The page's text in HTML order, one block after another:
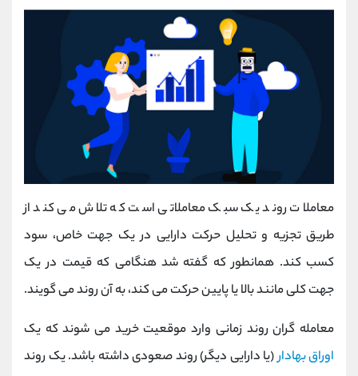
معاملات روند یک سبک معاملاتی است که تلاش می کند از
طریق تجزیه و تحلیل حرکت دارایی در یک جهت خاص، سود
کسب کند. همانطور که گفته شد هنگامی که قیمت در یک
جهت کلی مانند بالا یا پایین حرکت می کند، به آن روند می گویند.
معامله گران روند زمانی وارد موقعیت خرید می شوند که یک
اوراق بهادار(یا دارایی دیگر) روند صعودی داشته باشد. یک روند